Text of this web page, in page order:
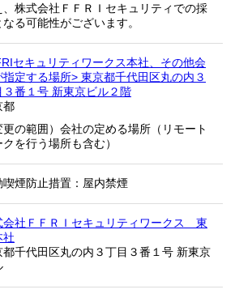
、株式会社ＦＦＲＩセキュリティでの採
なる可能性がございます。
セキュリティワークス本社、その他会
指定する場所> 東京都千代田区丸の内３
３番１号 新東京ビル２階
都
更の範囲）会社の定める場所（リモート
クを行う場所も含む）
喫煙防止措置：屋内禁煙
会社ＦＦＲＩセキュリティワークス 東
社
都千代田区丸の内３丁目３番１号 新東京